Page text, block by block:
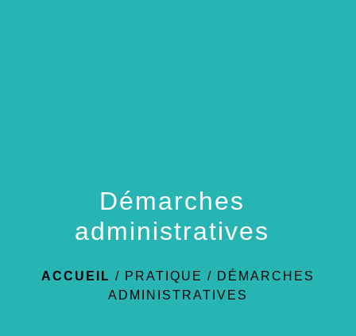
Démarches
administratives
ACCUEIL / PRATIQUE / DÉMARCHES
ADMINISTRATIVES